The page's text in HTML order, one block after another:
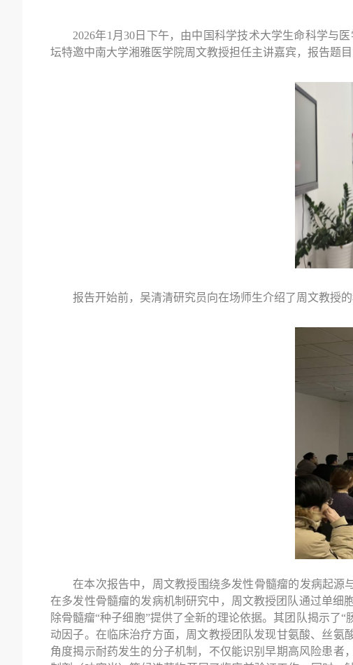
2026年1 月30 日下午，由中国科学技术大学生命科学与
坛特邀中南大学湘雅医学院周文教授担任主讲嘉宾，报告题
报告开始前，吴清清研究员向在场师生介绍了周文教授
在本次报告中，周文教授围绕多发性骨髓瘤的发病起源
在多发性骨髓瘤的发病机制研究中，周文教授团队通过单
除骨髓瘤“种子细胞”提供了全新的理论依据。其团队揭示了“
动因子。在临床治疗方面，周文教授团队发现甘氨酸、丝氨
角度揭示耐药发生的分子机制，不仅能识别早期高风险患者